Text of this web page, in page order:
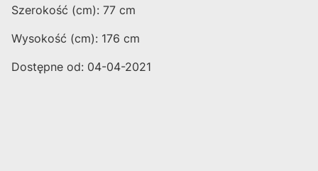
Szerokość (cm): 77 cm
Wysokość (cm): 176 cm
Dostępne od: 04-04-2021